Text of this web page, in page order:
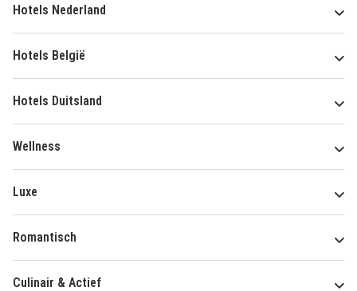
Hotels Nederland
Hotels België
Hotels Duitsland
Wellness
Luxe
Romantisch
Culinair & Actief